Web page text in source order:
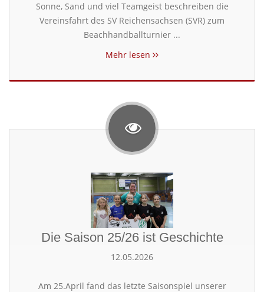
Sonne, Sand und viel Teamgeist beschreiben die
Vereinsfahrt des SV Reichensachsen (SVR) zum
Beachhandballturnier ...
Mehr lesen
Die Saison 25/26 ist Geschichte
12.05.2026
Am 25.April fand das letzte Saisonspiel unserer